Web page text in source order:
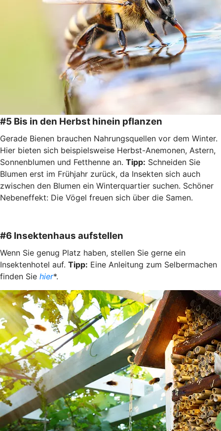
#5 Bis in den Herbst hinein pflanzen
Gerade Bienen brauchen Nahrungsquellen vor dem Winter.
Hier bieten sich beispielsweise Herbst-Anemonen, Astern,
Sonnenblumen und Fetthenne an. Tipp: Schneiden Sie
Blumen erst im Frühjahr zurück, da Insekten sich auch
zwischen den Blumen ein Winterquartier suchen. Schöner
Nebeneffekt: Die Vögel freuen sich über die Samen.
#6 Insektenhaus aufstellen
Wenn Sie genug Platz haben, stellen Sie gerne ein
Insektenhotel auf. Tipp: Eine Anleitung zum Selbermachen
finden Sie hier*.